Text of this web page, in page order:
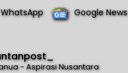
Google News
- Aspirasi Nusantara